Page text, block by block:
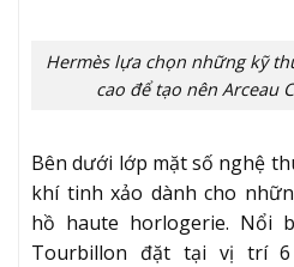
Hermès lựa chọn những kỹ
cao để tạo nên Arceau
Bên dưới lớp mặt số nghệ
khí tinh xảo dành cho
hồ haute horlogerie. Nổi
Tourbillon đặt tại vị trí